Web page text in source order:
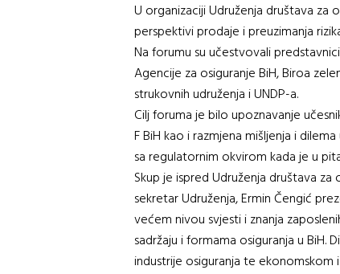
U organizaciji Udruženja društava za
perspektivi prodaje i preuzimanja
Na forumu su učestvovali
Agencije za osiguranje BiH, Biroa
strukovnih udruženja i UNDP-a.
Cilj foruma je bilo upoznavanje
F BiH kao i razmjena mišljenja i
sa regulatornim okvirom kada je u
Skup je ispred Udruženja društava
sekretar Udruženja, Ermin Čengić
većem nivou svjesti i znanja
sadržaju i formama osiguranja u
industrije osiguranja te ekonomskom